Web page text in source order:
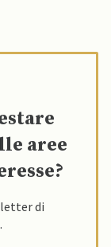
aree
di